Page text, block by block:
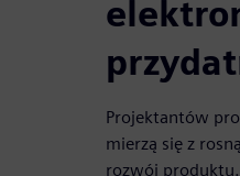
Projektantów
mierzą się z
rozwój produktu.